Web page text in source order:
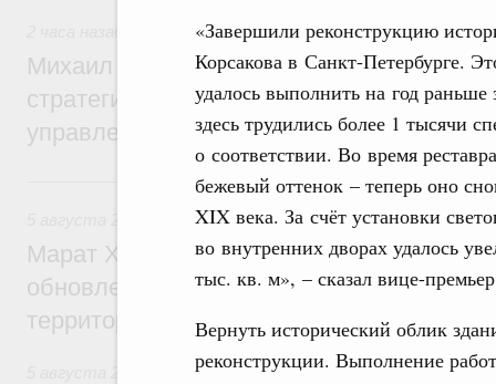
«Завершили реконструкцию
Корсакова в Санкт-Петербурге.
удалось выполнить на год
здесь трудились более 1 тысячи
о соответствии. Во время
бежевый оттенок – теперь оно
XIX века. За счёт установки
во внутренних дворах удалось
тыс. кв. м», – сказал вице-
Вернуть исторический облик
реконструкции. Выполнение
Технологическое развитие. Инновации
Михаил Мишустин дал поручения по
стратегической сессии о
управления научно-технологическим
Вчера
Жилищно-коммунальное хозяйство
Марат Хуснуллин: Более 4,3 тыс.
обновлено в России при участии Фонда
территорий
Инструменты развития территорий.